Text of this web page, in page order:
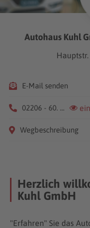
Autohaus Kuhl
E-Mail senden
02206 - 60. ...
Wegbeschreibung
Herzlich
Kuhl GmbH
"Erfahren" Sie das